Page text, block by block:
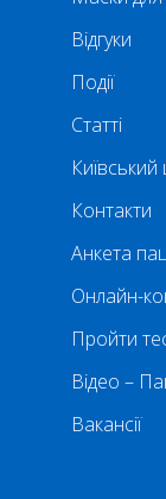
Відгуки
Події
Статті
Контакти
Анкета
Онлайн-
Пройти
Відео –
Вакансії